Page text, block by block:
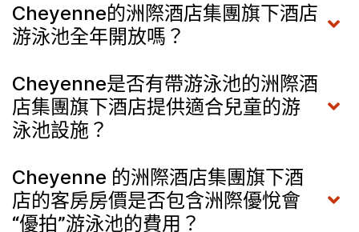
Cheyenne的洲際酒店集團旗下酒店
游泳池全年開放嗎？
Cheyenne是否有帶游泳池的洲際酒
店集團旗下酒店提供適合兒童的游
泳池設施？
Cheyenne 的洲際酒店集團旗下酒
店的客房房價是否包含洲際優悅會
“優拍”游泳池的費用？